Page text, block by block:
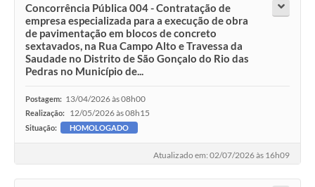
Concorrência Pública 004 - Contratação de
empresa especializada para a execução de obra
de pavimentação em blocos de concreto
sextavados, na Rua Campo Alto e Travessa da
Saudade no Distrito de São Gonçalo do Rio das
Pedras no Município de...
Postagem: 13/04/2026 às 08h00
Realização: 12/05/2026 às 08h15
Situação: HOMOLOGADO
Atualizado em: 02/07/2026 às 16h09